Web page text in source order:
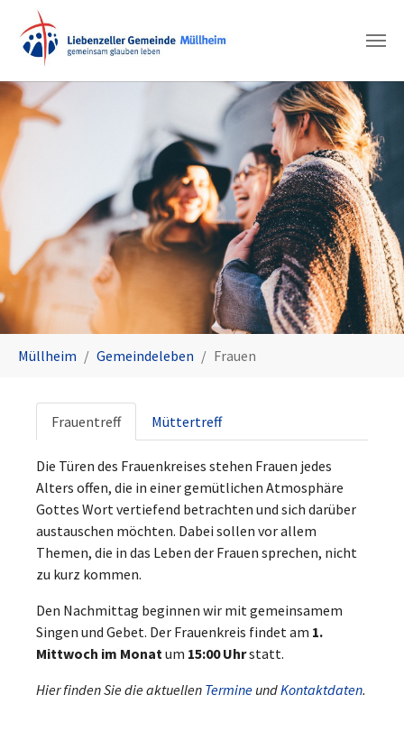
Müllheim Gemeindeleben Frauen
Frauentreff Müttertreff
Die Türen des Frauenkreises stehen Frauen jedes
Alters offen, die in einer gemütlichen Atmosphäre
Gottes Wort vertiefend betrachten und sich darüber
austauschen möchten. Dabei sollen vor allem
Themen, die in das Leben der Frauen sprechen, nicht
zu kurz kommen.
Den Nachmittag beginnen wir mit gemeinsamem
Singen und Gebet. Der Frauenkreis findet am 1.
Mittwoch im Monatum 15:00 Uhrstatt.
Hier finden Sie die aktuellen Termine undKontaktdaten.